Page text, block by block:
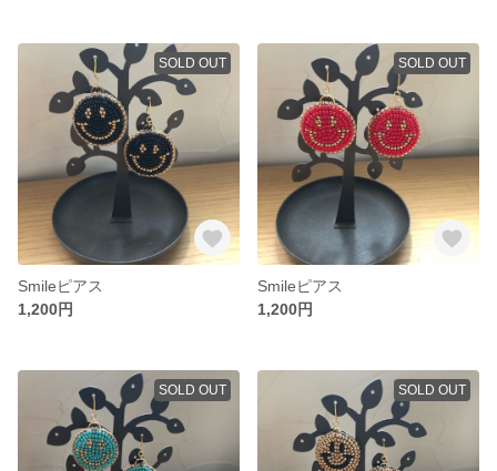
SOLD OUT
Smileピアス
1,200円
SOLD OUT
Smileピアス
1,200円
SOLD OUT SOLD OUT